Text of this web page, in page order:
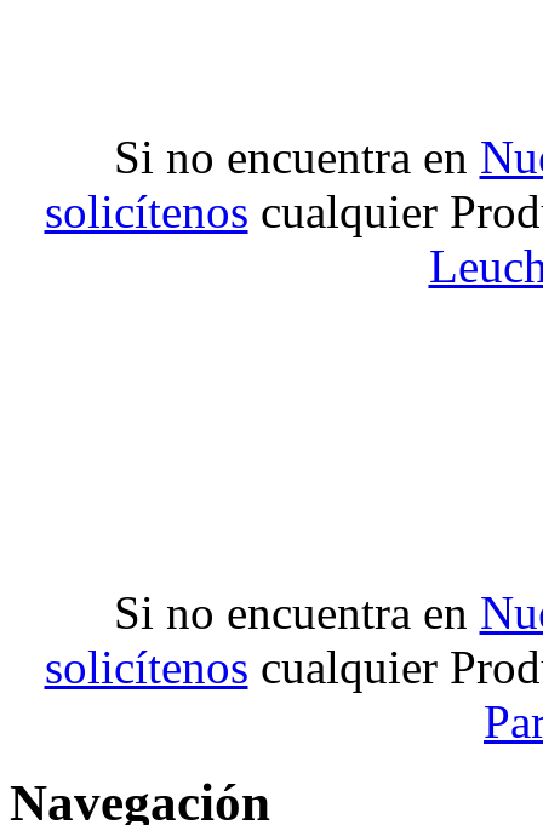
Si no encuentra en
solicítenos cualquier
Si no encuentra en
solicítenos cualquier
Navegación